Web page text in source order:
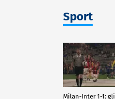
Sport
Milan-Inter 1-1: gli